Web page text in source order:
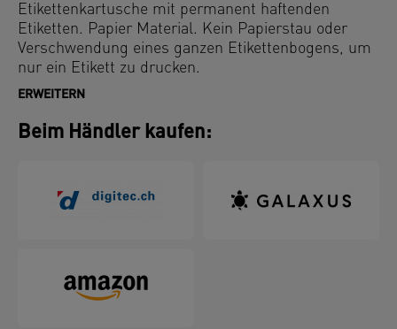
Etikettenkartusche mit permanent haftenden
Etiketten. Papier Material. Kein Papierstau oder
Verschwendung eines ganzen Etikettenbogens, um
nur ein Etikett zu drucken.
ERWEITERN
Beim Händler kaufen: